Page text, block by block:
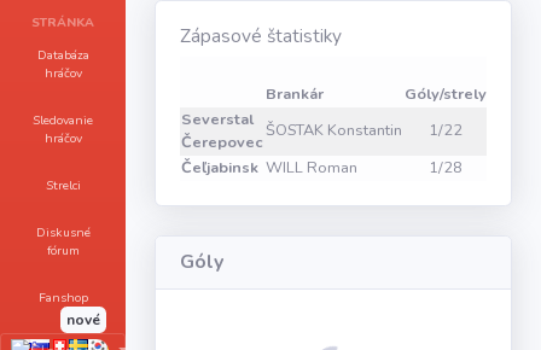
STRÁNKA
Databáza
hráčov
Sledovanie
hráčov
Strelci
Diskusné
fórum
Fanshop
nové
Zápasové štatistiky
Brankár
Góly/strely
Severstal
Čerepovec
ŠOSTAK Konstantin 1/22
Čeľjabinsk WILL Roman 1/28
Góly